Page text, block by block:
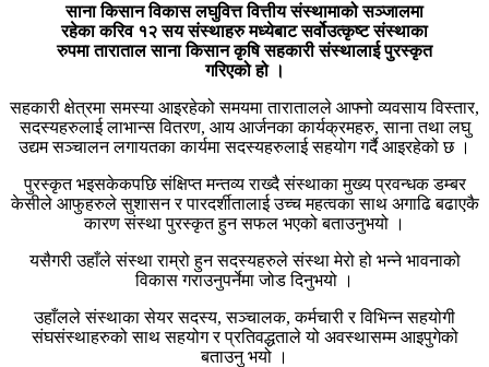
साना किसान विकास लघुवित्त वित्तीय संस्थामाको सञ्जालमा
रहेका करिव १२ सय संस्थाहरु मध्येबाट सर्वोउत्कृष्ट संस्थाका
रुपमा ताराताल साना किसान कृषि सहकारी संस्थालाई पुरस्कृत
गरिएको हो ।
सहकारी क्षेत्रमा समस्या आइरहेको समयमा तारातालले आफ्नो व्यवसाय विस्तार,
सदस्यहरुलाई लाभान्स वितरण, आय आर्जनका कार्यक्रमहरु, साना तथा लघु
उद्यम सञ्चालन लगायतका कार्यमा सदस्यहरुलाई सहयोग गर्दै आइरहेको छ ।
पुरस्कृत भइसकेकपछि संक्षिप्त मन्तव्य राख्दै संस्थाका मुख्य प्रवन्धक डम्बर
केसीले आफुहरुले सुशासन र पारदर्शीतालाई उच्च महत्वका साथ अगाढि बढाएकै
कारण संस्था पुरस्कृत हुन सफल भएको बताउनुभयो ।
यसैगरी उहाँले संस्था राम्रो हुन सदस्यहरुले संस्था मेरो हो भन्ने भावनाको
विकास गराउनुपर्नेमा जोड दिनुभयो ।
उहाँलले संस्थाका सेयर सदस्य, सञ्चालक, कर्मचारी र विभिन्न सहयोगी
संघसंस्थाहरुको साथ सहयोग र प्रतिवद्धताले यो अवस्थासम्म आइपुगेको
बताउनु भयो ।